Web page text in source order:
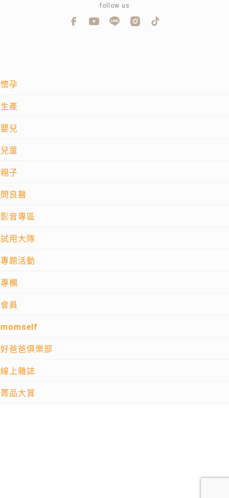
懷孕
生產
嬰兒
兒童
親子
問良醫
影音專區
試用大隊
專題活動
專欄
會員
momself
好爸爸俱樂部
線上雜誌
菁品大賞
follow us